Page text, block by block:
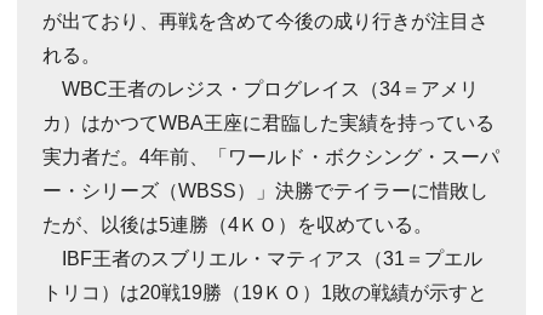
が出ており、再戦を含めて今後の成り行きが注目さ
れる。
WBC王者のレジス・プログレイス（34＝アメリ
カ）はかつてWBA王座に君臨した実績を持っている
実力者だ。4年前、「ワールド・ボクシング・スーパ
ー・シリーズ（WBSS）」決勝でテイラーに惜敗し
たが、以後は5連勝（4ＫＯ）を収めている。
IBF王者のスブリエル・マティアス（31＝プエル
トリコ）は20戦19勝（19ＫＯ）1敗の戦績が示すと